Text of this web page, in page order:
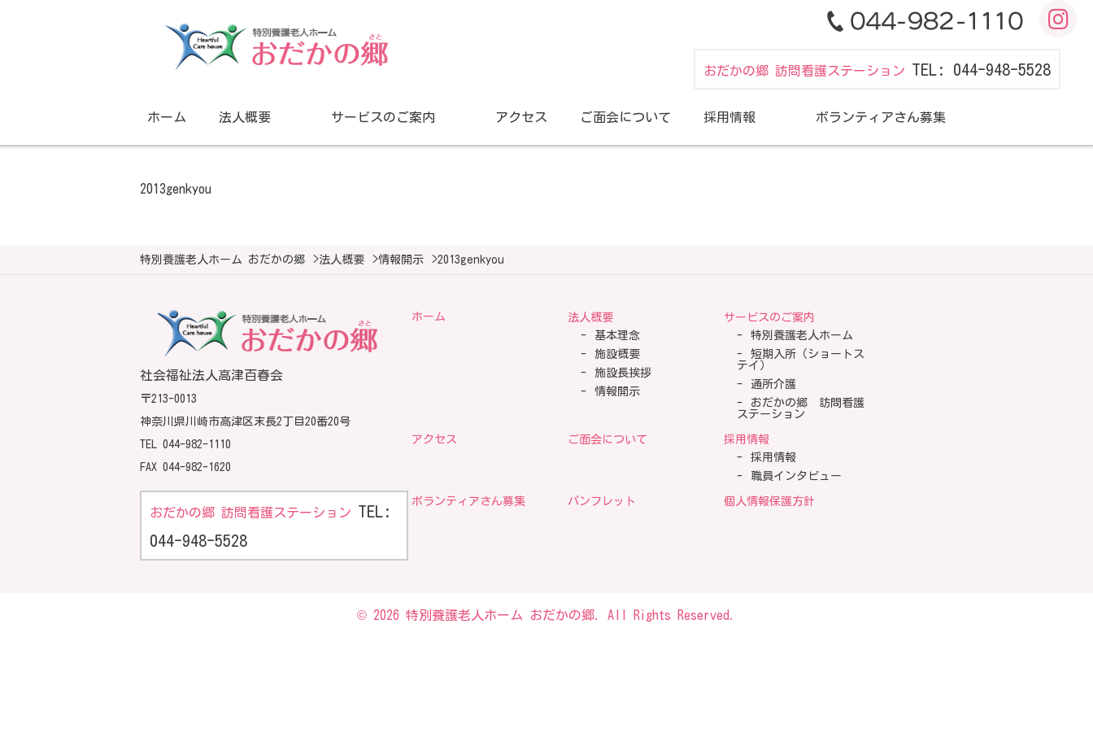
おだかの郷 訪問看護ステーション TEL: 044-948-5528
ホーム 法人概要 サービスのご案内 アクセス ご面会について 採用情報 ボランティアさん募集
2013genkyou
特別養護老人ホーム おだかの郷 >法人概要 >情報開示 >2013genkyou
社会福祉法人高津百春会
〒213-0013
神奈川県川崎市高津区末長2丁目20番20号
TEL 044-982-1110
FAX 044-982-1620
おだかの郷 訪問看護ステーション TEL:
044-948-5528
ホーム
法人概要
基本理念
施設概要
施設長挨拶
情報開示
サービスのご案内
特別養護老人ホーム
短期入所（ショートス
テイ）
通所介護
おだかの郷 訪問看護
ステーション
アクセス ご面会について
採用情報
採用情報
職員インタビュー
ボランティアさん募集 パンフレット 個人情報保護方針
© 2026 特別養護老人ホーム おだかの郷. All Rights Reserved.